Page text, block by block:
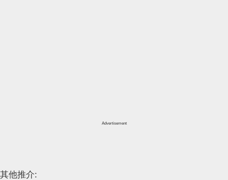
Advertisement
其他推介: